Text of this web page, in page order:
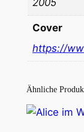
Cover
https://
Ähnliche